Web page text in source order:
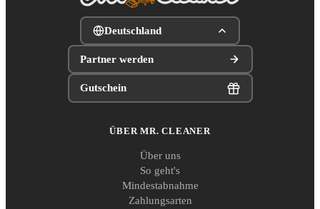
Deutschland
Partner werden
Gutschein
ÜBER MR. CLEANER
Über uns
So geht's
Mindestabnahme
Zahlungsarten